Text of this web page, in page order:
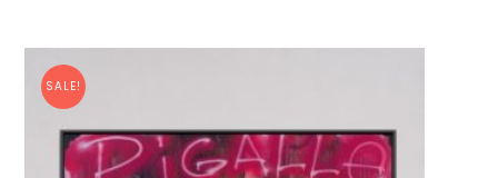
SALE!